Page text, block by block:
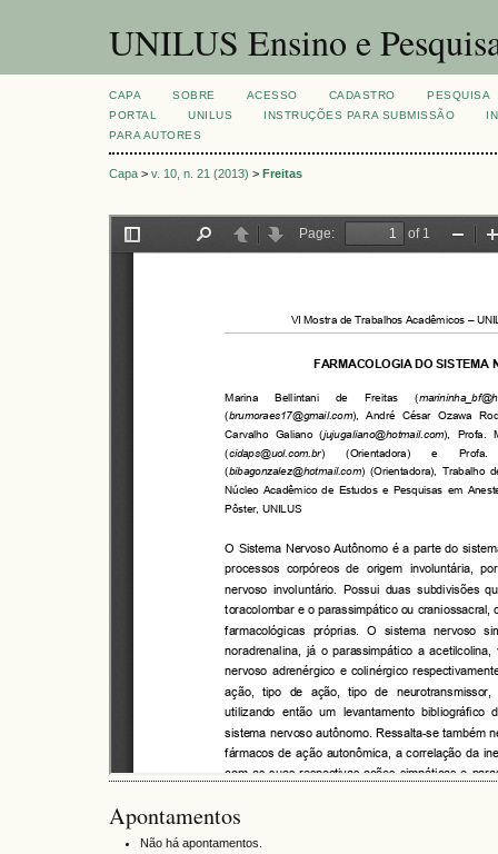
UNILUS Ensino e
CAPA SOBRE ACESSO CADASTRO
PESQUISA
PORTAL
UNILUS INSTRUÇÕES PARA SUBMISSÃO
PARA AUTORES
Capa > v. 10, n. 21 (2013) > Freitas
Apontamentos
Não há apontamentos.